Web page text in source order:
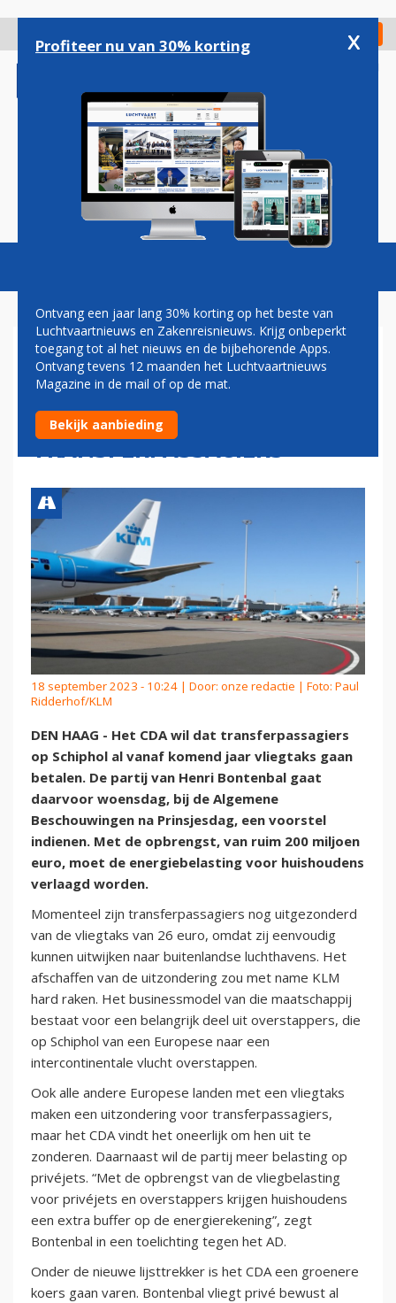
gaan
Check in
Magazine Podcasts Vacatures
CDA GAAT DEZE WEEK
VOORSTEL INDIENEN VOOR
BELASTING OP
TRANSFERPASSAGIERS
18 september 2023 - 10:24 | Door: onze redactie | Foto: Paul
Ridderhof/KLM
DEN HAAG - Het CDA wil dat transferpassagiers
op Schiphol al vanaf komend jaar vliegtaks gaan
betalen. De partij van Henri Bontenbal gaat
daarvoor woensdag, bij de Algemene
Beschouwingen na Prinsjesdag, een voorstel
indienen. Met de opbrengst, van ruim 200 miljoen
euro, moet de energiebelasting voor huishoudens
verlaagd worden.
Momenteel zijn transferpassagiers nog uitgezonderd
van de vliegtaks van 26 euro, omdat zij eenvoudig
kunnen uitwijken naar buitenlandse luchthavens. Het
afschaffen van de uitzondering zou met name KLM
hard raken. Het businessmodel van die maatschappij
bestaat voor een belangrijk deel uit overstappers, die
op Schiphol van een Europese naar een
intercontinentale vlucht overstappen.
Ook alle andere Europese landen met een vliegtaks
maken een uitzondering voor transferpassagiers,
maar het CDA vindt het oneerlijk om hen uit te
zonderen. Daarnaast wil de partij meer belasting op
privéjets. “Met de opbrengst van de vliegbelasting
voor privéjets en overstappers krijgen huishoudens
een extra buffer op de energierekening”, zegt
Bontenbal in een toelichting tegen het AD.
Onder de nieuwe lijsttrekker is het CDA een groenere
koers gaan varen. Bontenbal vliegt privé bewust al
Profiteer nu van 30% korting x
Ontvang een jaar lang 30% korting op het beste van
Luchtvaartnieuws en Zakenreisnieuws. Krijg onbeperkt
toegang tot al het nieuws en de bijbehorende Apps.
Ontvang tevens 12 maanden het Luchtvaartnieuws
Magazine in de mail of op de mat.
Bekijk aanbieding